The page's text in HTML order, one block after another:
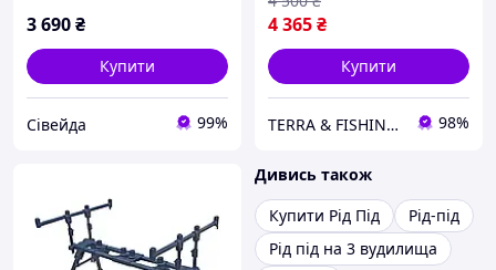
3 690₴
Купити
Сівейда 99%
4 365₴
Купити
TERRA & FISHING SHOP 98%
Дивись також
Купити Рід Під
Рід-під
Рід під на 3 вудилища